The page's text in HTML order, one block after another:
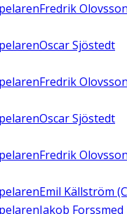
Fredrik
Oscar Sjöstedt
Fredrik
Oscar Sjöstedt
Fredrik
Emil Källström
Jakob Forssmed